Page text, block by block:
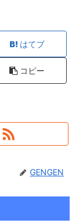
はてブ
コピー
GENGEN